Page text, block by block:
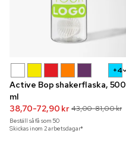
+4
Active Bop shakerflaska, 500
ml
38,70-72,90 kr 43,00-81,00 kr
Beställ så få som 50
Skickas inom 2 arbetsdagar*